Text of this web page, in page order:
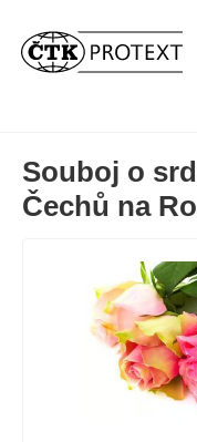
Souboj o
Čechů na